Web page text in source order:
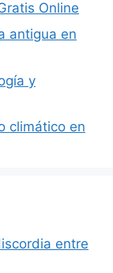
Online
antigua en
y
climático en
entre